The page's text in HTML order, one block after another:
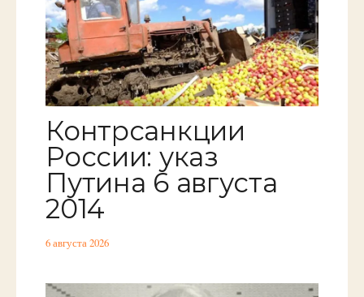
Контрсанкции
России: указ
Путина 6 августа
2014
6 августа 2026